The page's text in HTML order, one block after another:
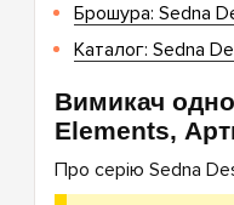
Брошура: Sedna
Каталог: Sedna
Вимикач
Elements,
Про серію Sedna